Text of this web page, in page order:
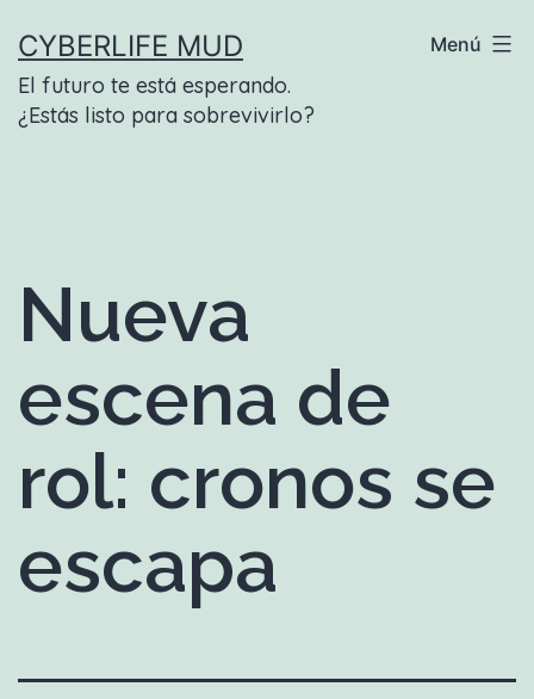
contenido
CYBERLIFE MUD
El futuro te está esperando.
¿Estás listo para sobrevivirlo?
Menú
Nueva
escena de
rol: cronos se
escapa